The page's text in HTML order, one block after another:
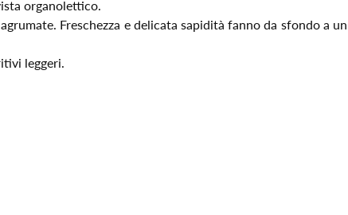
organolettico.
Freschezza e delicata sapidità fanno da sfondo a
leggeri.